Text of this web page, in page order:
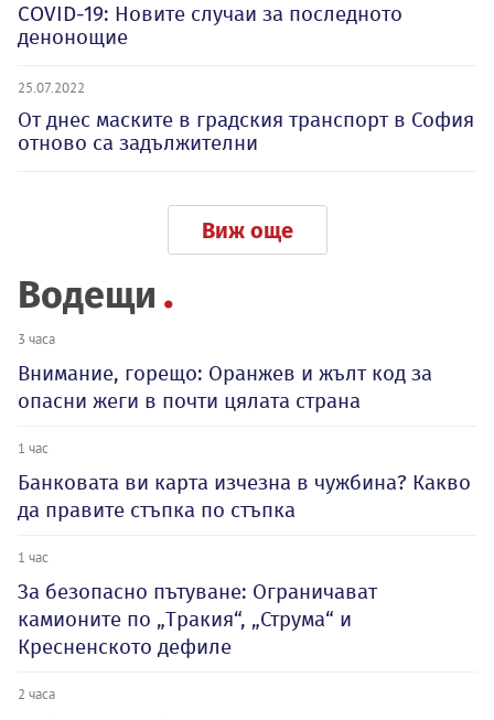
COVID-19: Новите случаи за последното
денонощие
25.07.2022
От днес маските в градския транспорт в София
отново са задължителни
Виж още
Водещи
3 часа
Внимание, горещо: Оранжев и жълт код за
опасни жеги в почти цялата страна
1 час
Банковата ви карта изчезна в чужбина? Какво
да правите стъпка по стъпка
1 час
За безопасно пътуване: Ограничават
камионите по „Тракия“, „Струма“ и
Кресненското дефиле
2 часа